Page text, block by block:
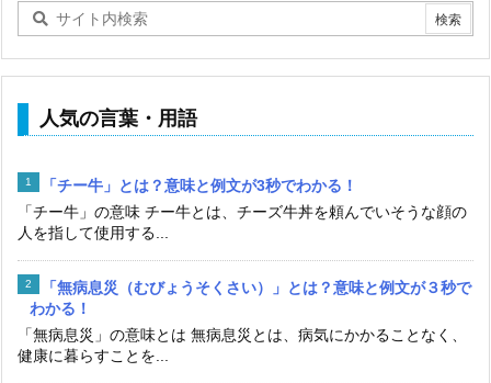
人気の言葉・用語
「チー牛」とは？意味と例文が3秒でわかる！
「チー牛」の意味 チー牛とは、チーズ牛丼を頼んでいそうな顔の
人を指して使用する...
「無病息災（むびょうそくさい）」とは？意味と例文が３秒で
わかる！
「無病息災」の意味とは 無病息災とは、病気にかかることなく、
健康に暮らすことを...